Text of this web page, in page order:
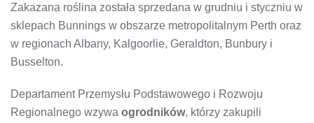
Zakazana roślina została sprzedana w grudniu i styczniu w
sklepach Bunnings w obszarze metropolitalnym Perth oraz
w regionach Albany, Kalgoorlie, Geraldton, Bunbury i
Busselton.
Departament Przemysłu Podstawowego i Rozwoju
Regionalnego wzywa ogrodników, którzy zakupili